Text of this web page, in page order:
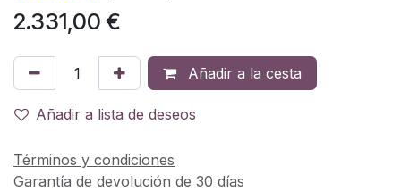
2.331,00 €
Añadir a la cesta
Añadir a lista de deseos
Términos y condiciones
Garantía de devolución de 30 días